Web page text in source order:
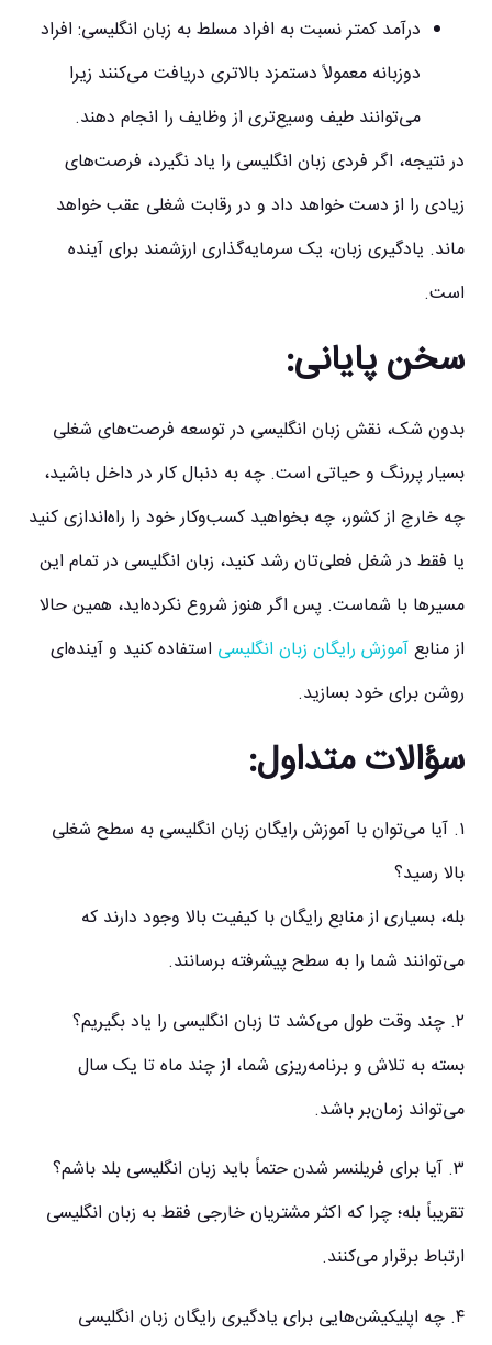
درآمد کمتر نسبت به افراد مسلط به زبان انگلیسی: افراد
دوزبانه معمولاً دستمزد بالاتری دریافت می‌کنند زیرا
می‌توانند طیف وسیع‌تری از وظایف را انجام دهند.
در نتیجه، اگر فردی زبان انگلیسی را یاد نگیرد، فرصت‌های
زیادی را از دست خواهد داد و در رقابت شغلی عقب خواهد
ماند. یادگیری زبان، یک سرمایه‌گذاری ارزشمند برای آینده
است.
سخن پایانی:
بدون شک، نقش زبان انگلیسی در توسعه فرصت‌های شغلی
بسیار پررنگ و حیاتی است. چه به دنبال کار در داخل باشید،
چه خارج از کشور، چه بخواهید کسب‌وکار خود را راه‌اندازی کنید
یا فقط در شغل فعلی‌تان رشد کنید، زبان انگلیسی در تمام این
مسیرها با شماست. پس اگر هنوز شروع نکرده‌اید، همین حالا
از منابعآموزش رایگان زبان انگلیسی استفاده کنید و آینده‌ای
روشن برای خود بسازید.
سؤالات متداول:
۱. آیا می‌توان با آموزش رایگان زبان انگلیسی به سطح شغلی
بالا رسید؟
بله، بسیاری از منابع رایگان با کیفیت بالا وجود دارند که
می‌توانند شما را به سطح پیشرفته برسانند.
۲. چند وقت طول می‌کشد تا زبان انگلیسی را یاد بگیریم؟
بسته به تلاش و برنامه‌ریزی شما، از چند ماه تا یک سال
می‌تواند زمان‌بر باشد.
۳. آیا برای فریلنسر شدن حتماً باید زبان انگلیسی بلد باشم؟
تقریباً بله؛ چرا که اکثر مشتریان خارجی فقط به زبان انگلیسی
ارتباط برقرار می‌کنند.
۴. چه اپلیکیشن‌هایی برای یادگیری رایگان زبان انگلیسی